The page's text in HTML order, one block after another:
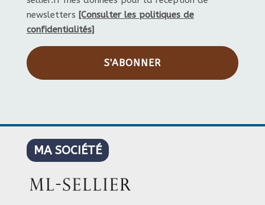
newsletters [Consulter les politiques de
confidentialités]
S'ABONNER
MA SOCIÉTÉ